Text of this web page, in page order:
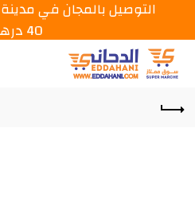
التوصيل بالمجان في
40 درهم